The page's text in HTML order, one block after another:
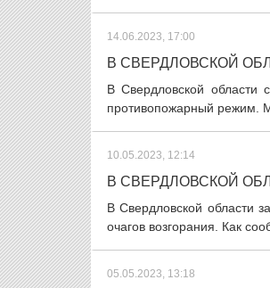
14.06.2023, 17:00
В СВЕРДЛОВСКОЙ
В Свердловской
противопожарный режим.
10.05.2023, 12:14
В СВЕРДЛОВСКОЙ
В Свердловской области
очагов возгорания. Как
05.05.2023, 13:18